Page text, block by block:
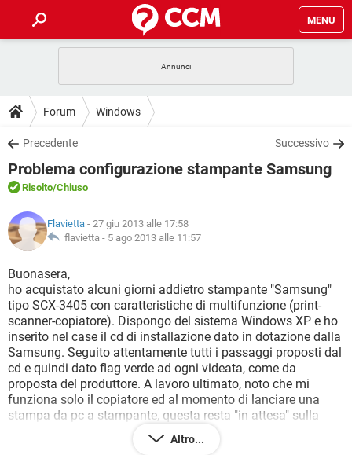
MENU
INTRATTENIMENTO
iOS
INSTAGRAM WHATSAPP
TIKTOK
HARDWARE
GUIDE
COVID-19
iOS
INSTAGRAM
TIKTOK FACEBOOK
DOWNLOAD
COVID-19 GAMING
INTRATTENIMENTO
iOS WINDOWS 10
INSTAGRAM
TIKTOK
HARDWARE
FORUM
COVID-19
INTRATTENIMENTO ANDROID
INSTAGRAM WHATSAPP
TIKTOK FACEBOOK
HARDWARE
GLOSSARIO
COVID-19
INTRATTENIMENTO
iOS WINDOWS 10
INSTAGRAM WHATSAPP
TIKTOK FACEBOOK
HARDWARE
Forum Windows
Precedente Successivo
Problema configurazione stampante Samsung
Risolto/Chiuso
Flavietta - 27 giu 2013 alle 17:58
flavietta - 5 ago 2013 alle 11:57
Buonasera,
ho acquistato alcuni giorni addietro stampante "Samsung"
tipo SCX-3405 con caratteristiche di multifunzione (print-
scanner-copiatore). Dispongo del sistema Windows XP e ho
inserito nel case il cd di installazione dato in dotazione dalla
Samsung. Seguito attentamente tutti i passaggi proposti dal
cd e quindi dato flag verde ad ogni videata, come da
proposta del produttore. A lavoro ultimato, noto che mi
funziona solo il copiatore ed al momento di lanciare una
stampa da pc a stampante, questa resta "in attesa" sulla
barra di stato del monitor. Cosa ho sbagliato? Per cortesia
mi potete aiutare a configurare in modo corretto, passo-
Altro...